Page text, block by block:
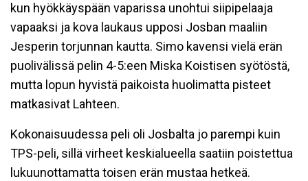
kun hyökkäyspään vaparissa unohtui siipipelaaja
vapaaksi ja kova laukaus upposi Josban maaliin
Jesperin torjunnan kautta. Simo kavensi vielä erän
puolivälissä pelin 4-5:een Miska Koistisen syötöstä,
mutta lopun hyvistä paikoista huolimatta pisteet
matkasivat Lahteen.
Kokonaisuudessa peli oli Josbalta jo parempi kuin
TPS-peli, sillä virheet keskialueella saatiin poistettua
lukuunottamatta toisen erän mustaa hetkeä.